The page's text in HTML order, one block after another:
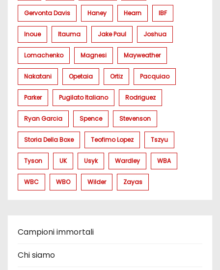
Gervonta Davis Haney Hearn IBF
Inoue Itauma Jake Paul Joshua
Lomachenko Magnesi Mayweather
Nakatani Opetaia Ortiz Pacquiao
Parker Pugilato Italiano Rodriguez
Ryan Garcia Spence Stevenson
Storia Della Boxe Teofimo Lopez Tszyu
Tyson UK Usyk Wardley WBA
WBC WBO Wilder Zayas
Campioni immortali
Chi siamo